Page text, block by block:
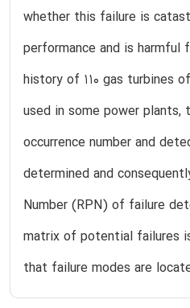
whether this failure is
performance and is harmful
history of 110 gas turbines
used in some power plants,
occurrence number and
determined and
Number (RPN) of failure
matrix of potential failures
that failure modes are